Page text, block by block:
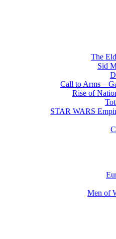
The
Sid
Call to Arms –
Rise of
STAR WARS
Men of